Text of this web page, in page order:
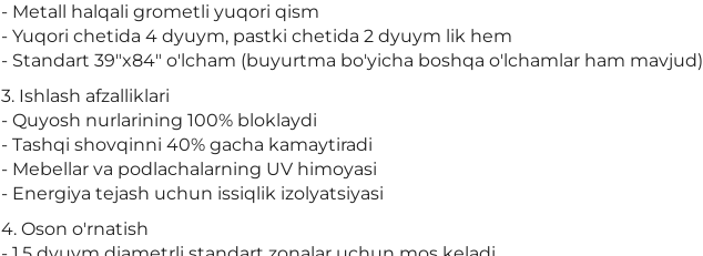
- Metall halqali grometli yuqori qism
- Yuqori chetida 4 dyuym, pastki chetida 2 dyuym lik hem
- Standart 39"x84" o'lcham (buyurtma bo'yicha boshqa o'lchamlar ham mavjud)
3. Ishlash afzalliklari
- Quyosh nurlarining 100% bloklaydi
- Tashqi shovqinni 40% gacha kamaytiradi
- Mebellar va podlachalarning UV himoyasi
- Energiya tejash uchun issiqlik izolyatsiyasi
4. Oson o'rnatish